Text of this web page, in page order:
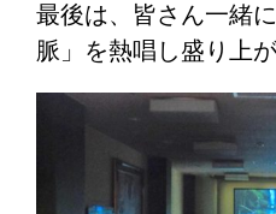
最後は、皆さん一緒
脈」を熱唱し盛り上が